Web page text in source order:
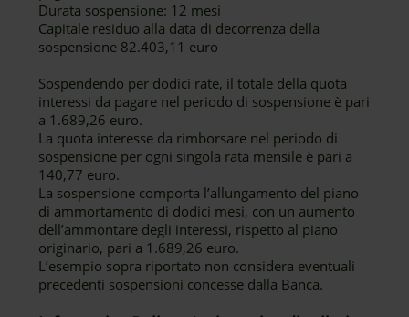
Durata sospensione: 12 mesi
Capitale residuo alla data di decorrenza della
sospensione 82.403,11 euro
Sospendendo per dodici rate, il totale della quota
interessi da pagare nel periodo di sospensione è pari
a 1.689,26 euro.
La quota interesse da rimborsare nel periodo di
sospensione per ogni singola rata mensile è pari a
140,77 euro.
La sospensione comporta l’allungamento del piano
di ammortamento di dodici mesi, con un aumento
dell’ammontare degli interessi, rispetto al piano
originario, pari a 1.689,26 euro.
L’esempio sopra riportato non considera eventuali
precedenti sospensioni concesse dalla Banca.